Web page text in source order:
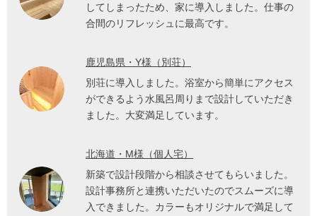
してしまったため、家に導入しました。仕事の
合間のリフレッシュに最高です。
鹿児島県・Y様（別荘）
別荘に導入しました。浴室から簡単にアクセス
ができるよう水風呂周りまで設計していただき
ました。大変満足しています。
北海道・M様（個人宅）
新築で設計段階から相談させてもらいました。
設計事務所と連携いただいたのでスムーズに導
入できました。カラーもオリジナルで満足して